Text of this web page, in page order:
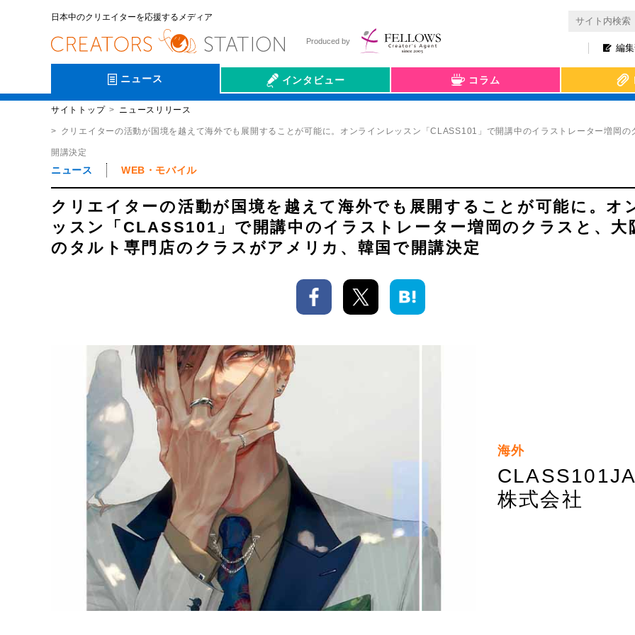
日本中のクリエイターを応援するメディア
編
Produced by
ニュース インタビュー コラム
サイトトップ ニュースリリース
クリエイターの活動が国境を越えて海外でも展開することが可能に。オンラインレッスン「CLASS101」で開講中のイラストレーター増岡
開講決定
ニュース WEB・モバイル
クリエイターの活動が国境を越えて海外でも展開することが可能に。オ
ッスン「CLASS101」で開講中のイラストレーター増岡のクラスと、大
のタルト専門店のクラスがアメリカ、韓国で開講決定
海外
株式会社